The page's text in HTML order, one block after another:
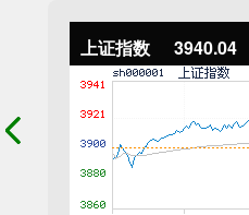
上证指数 3940.04